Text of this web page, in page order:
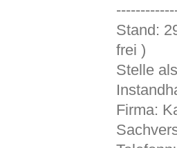
frei )
Stelle
Firma: